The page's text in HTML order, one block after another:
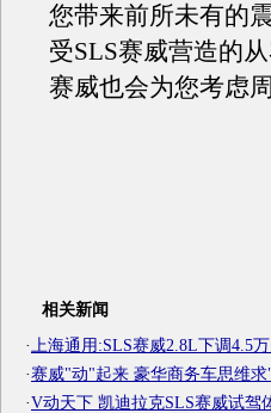
您带来前所未有的
受SLS赛威营造的
赛威也会为您考虑周
相关新闻
· 上海通用:SLS赛威2.8L下调4.5
·赛威"动"起来 豪华商务车思维
·V动天下 凯迪拉克SLS赛威试驾